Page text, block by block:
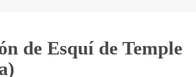
de Esquí de Temple